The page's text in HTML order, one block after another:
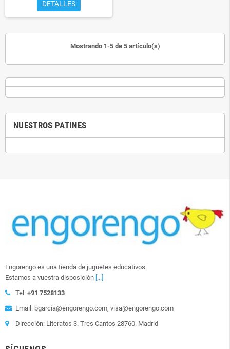
NUESTROS PATINES
DETALLES
Mostrando 1-5 de 5 artículo(s)
Engorengo es una tienda de juguetes educativos.
Estamos a vuestra disposición [...]
Tel: +91 7528133
Email: bgarcia@engorengo.com, visa@engorengo.com
Dirección: Literatos 3. Tres Cantos 28760. Madrid